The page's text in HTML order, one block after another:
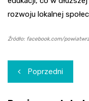
rozwoju lokalnej
Źródło: facebook.com/
Nawigacja
wpisu
Poprzedni